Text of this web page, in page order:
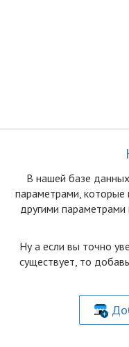
В нашей базе
параметрами, которые
другими
Ну а если вы точно
существует, то